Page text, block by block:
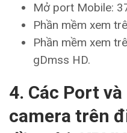
Mở port Mobile:
Phần mềm xem
Phần mềm xem
gDmss HD.
4. Các Port
camera trên